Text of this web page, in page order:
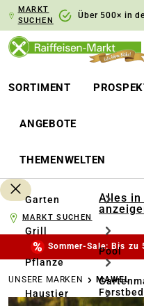
Zur
MARKT
SUCHEN
Über 500× in
SORTIMENT
ANGEBOTE
THEMENWELTEN
Garten
Grill
Pflanze
Haustier
Alles in
Pool
MARKT SUCHEN
Sommer-Sale: Bis zu
UNSERE MARKEN MAWEL